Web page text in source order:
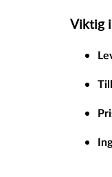
Viktig